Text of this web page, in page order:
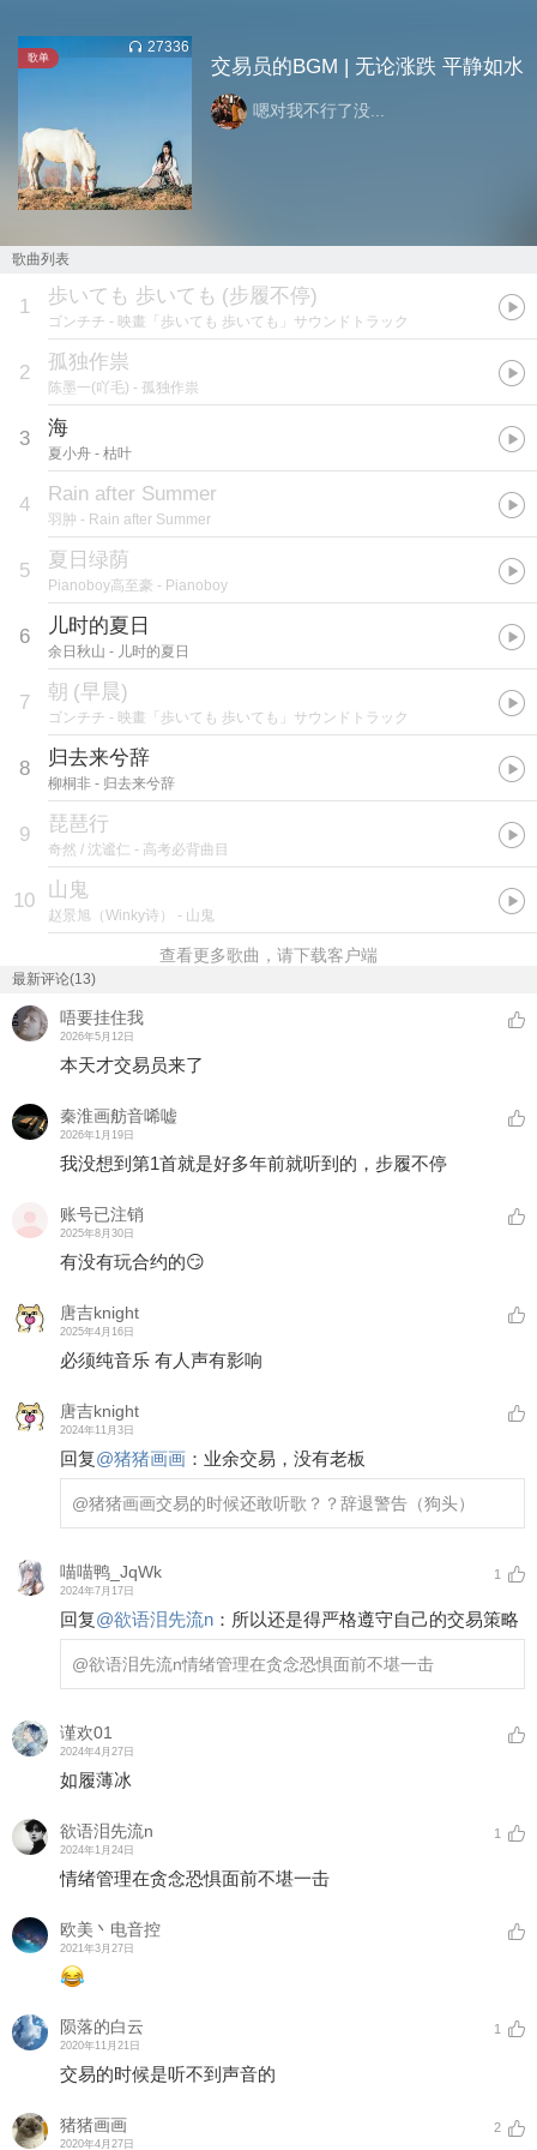
歌单
27336
交易员的BGM | 无论涨跌 平静如水
嗯对我不行了没...
歌曲列表
1 歩いても 歩いても (步履不停)
ゴンチチ - 映畫「歩いても 歩いても」サウンドトラック
2 孤独作祟
陈墨一(吖毛) - 孤独作祟
3 海
夏小舟 - 枯叶
4 Rain after Summer
羽肿 - Rain after Summer
5 夏日绿荫
Pianoboy高至豪 - Pianoboy
6 儿时的夏日
余日秋山 - 儿时的夏日
7 朝 (早晨)
ゴンチチ - 映畫「歩いても 歩いても」サウンドトラック
8 归去来兮辞
柳桐非 - 归去来兮辞
9 琵琶行
奇然 / 沈谧仁 - 高考必背曲目
10 山鬼
赵景旭（Winky诗） - 山鬼
查看更多歌曲，请下载客户端
最新评论(13)
唔要挂住我
2026年5月12日
本天才交易员来了
秦淮画舫音唏嘘
2026年1月19日
我没想到第1首就是好多年前就听到的，步履不停
账号已注销
2025年8月30日
有没有玩合约的😏
唐吉knight
2025年4月16日
必须纯音乐 有人声有影响
唐吉knight
2024年11月3日
回复@猪猪画画 ： 业余交易，没有老板
@猪猪画画交易的时候还敢听歌？？辞退警告（狗头）
喵喵鸭_JqWk
2024年7月17日
1
回复@欲语泪先流n ： 所以还是得严格遵守自己的交易策略
@欲语泪先流n情绪管理在贪念恐惧面前不堪一击
谨欢01
2024年4月27日
如履薄冰
欲语泪先流n
2024年1月24日
1
情绪管理在贪念恐惧面前不堪一击
欧美丶电音控
2021年3月27日
陨落的白云
2020年11月21日
1
交易的时候是听不到声音的
猪猪画画
2020年4月27日
2